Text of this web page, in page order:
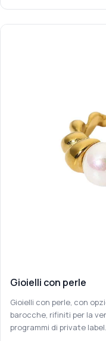
Gioielli con perle
Gioielli con perle, con
barocche, rifiniti per la
programmi di private label.